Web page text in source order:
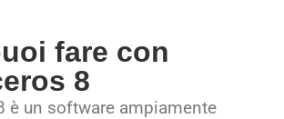
fare con
8
è un software ampiamente